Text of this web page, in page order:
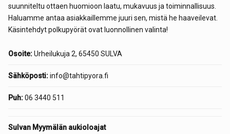
suunniteltu ottaen huomioon laatu, mukavuus ja toiminnallisuus.
Haluamme antaa asiakkaillemme juuri sen, mistä he haaveilevat.
Käsintehdyt polkupyörät ovat luonnollinen valinta!
Osoite:Urheilukuja 2, 65450 SULVA
Sähköposti:info@tahtipyora.fi
Puh:06 3440 511
Sulvan Myymälän aukioloajat